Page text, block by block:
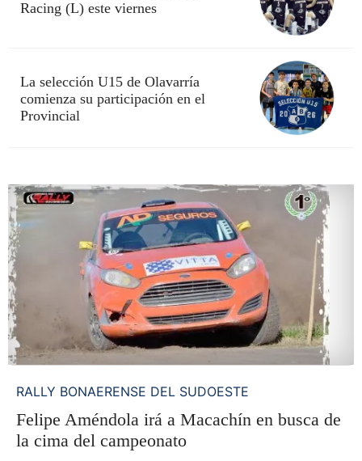
Racing (L) este viernes
La selección U15 de Olavarría
comienza su participación en el
Provincial
RALLY BONAERENSE DEL SUDOESTE
Felipe Améndola irá a Macachín en busca de
la cima del campeonato